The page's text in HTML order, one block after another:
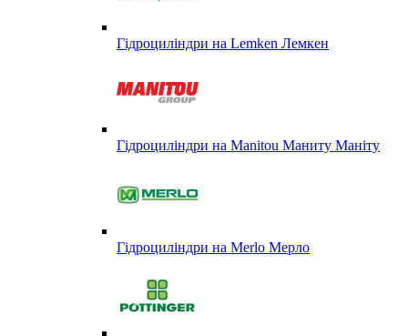
Гідроциліндри на Lemken Лемкен
Гідроциліндри на Manitou Маниту Маніту
Гідроциліндри на Merlo Мерло